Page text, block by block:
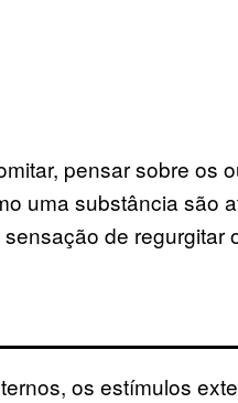
pensar sobre os
uma substância são
de
os estímulos